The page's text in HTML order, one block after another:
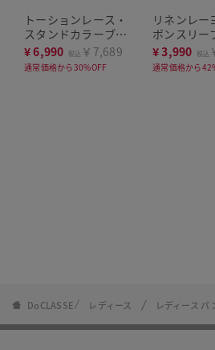
トーションレース・
スタンドカラーブラ
ウス
¥6,990 税込 ￥7,689
通常価格から30%OFF
リネンレー
ボンスリー
¥3,990 税込
通常価格から
DoCLASSE レディース レディース パ